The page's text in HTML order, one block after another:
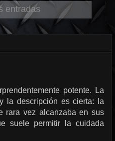
entradas
potente. La
la descripción es cierta: la
rara vez alcanzaba en sus
suele permitir la cuidada